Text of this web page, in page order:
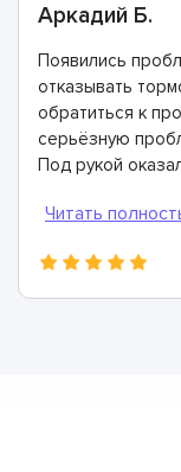
Аркадий Б.
Появились
отказывать
обратиться к
серьёзную
Под рукой
Сервисные
Заменили его в